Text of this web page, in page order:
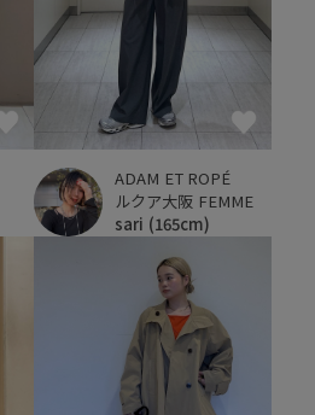
ADAM ET ROPÉ
ルクア大阪 FEMME
sari (165cm)